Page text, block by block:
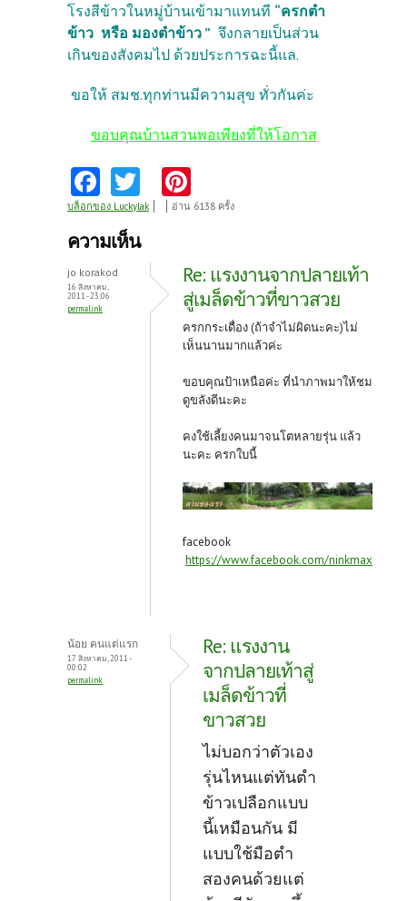
โรงสีข้าวในหมู่บ้านเข้ามาแทนที “ครกตำ
ข้าว หรือ มองตำข้าว ” จึงกลายเป็นส่วน
เกินของสังคมไป ด้วยประการฉะนี้แล.
ขอให้ สมช.ทุกท่านมีความสุข ทั่วกันค่ะ
ขอบคุณบ้านสวนพอเพียงที่ให้โอกาส
Fa
ce
b
o
o
k
w
itt
er
nt
es
t
บล็อกของ Luckylak อ่าน 6138 ครั้ง
ความเห็น
jo korakod
16 สิงหาคม,
2011 - 23:06
permalink
Re: แรงงานจากปลายเท้า
สู่เมล็ดข้าวที่ขาวสวย
ครกกระเดื่อง (ถ้าจำไม่ผิดนะคะ)ไม่
เห็นนานมากแล้วค่ะ
ขอบคุณป้าเหนือค่ะ ที่นำภาพมาให้ชม
ดูขลังดีนะคะ
คงใช้เลี้ยงคนมาจนโตหลายรุ่น แล้ว
นะคะ ครกใบนี้
facebook
https://www.facebook.com/ninkmax
น้อย คนแต่แรก
17 สิงหาคม, 2011 -
00:02
permalink
Re: แรงงาน
จากปลายเท้าสู่
เมล็ดข้าวที่
ขาวสวย
ไม่บอกว่าตัวเอง
รุ่นไหนแต่ทันตำ
ข้าวเปลือกแบบ
นี้เหมือนกัน มี
แบบใช้มือตำ
สองคนด้วยแต่